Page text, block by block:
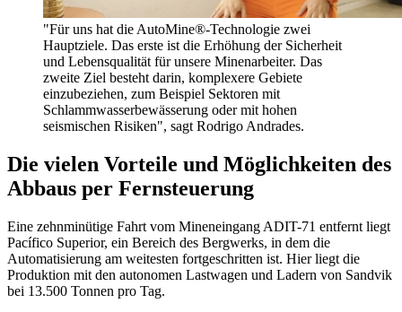
"Für uns hat die AutoMine®-Technologie zwei
Hauptziele. Das erste ist die Erhöhung der Sicherheit
und Lebensqualität für unsere Minenarbeiter. Das
zweite Ziel besteht darin, komplexere Gebiete
einzubeziehen, zum Beispiel Sektoren mit
Schlammwasserbewässerung oder mit hohen
seismischen Risiken", sagt Rodrigo Andrades.
Die vielen Vorteile und Möglichkeiten des
Abbaus per Fernsteuerung
Eine zehnminütige Fahrt vom Mineneingang ADIT-71 entfernt liegt
Pacífico Superior, ein Bereich des Bergwerks, in dem die
Automatisierung am weitesten fortgeschritten ist. Hier liegt die
Produktion mit den autonomen Lastwagen und Ladern von Sandvik
bei 13.500 Tonnen pro Tag.